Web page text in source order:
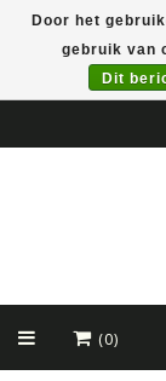
(0)
Door het
gebruik van
Dit